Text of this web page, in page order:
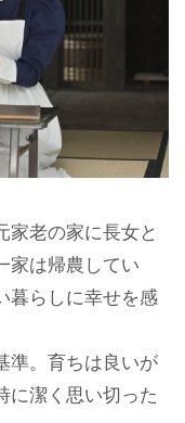
家老の家に長女と
家は帰農してい
暮らしに幸せを感
準。育ちは良いが
に潔く思い切った